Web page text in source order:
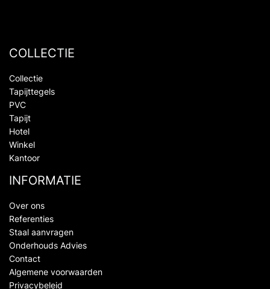
COLLECTIE
Collectie
Tapijttegels
PVC
Tapijt
Hotel
Winkel
Kantoor
INFORMATIE
Over ons
Referenties
Staal aanvragen
Onderhouds Advies
Contact
Algemene voorwaarden
Privacybeleid